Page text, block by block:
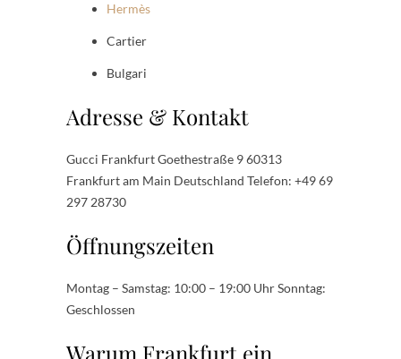
Hermès
Cartier
Bulgari
Adresse & Kontakt
Gucci Frankfurt Goethestraße 9 60313
Frankfurt am Main Deutschland Telefon: +49 69
297 28730
Öffnungszeiten
Montag – Samstag: 10:00 – 19:00 Uhr Sonntag:
Geschlossen
Warum Frankfurt ein